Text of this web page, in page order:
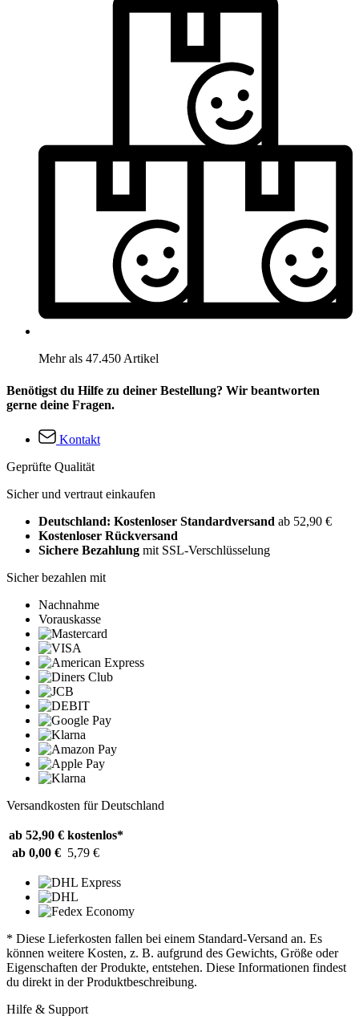
Mehr als 47.450 Artikel
Benötigst du Hilfe zu deiner Bestellung? Wir beantworten
gerne deine Fragen.
Kontakt
Geprüfte Qualität
Sicher und vertraut einkaufen
Deutschland: Kostenloser Standardversand ab 52,90 €
Kostenloser Rückversand
Sichere Bezahlung mit SSL-Verschlüsselung
Sicher bezahlen mit
Nachnahme
Vorauskasse
Versandkosten für Deutschland
ab 52,90 € kostenlos*
ab 0,00 € 5,79 €
* Diese Lieferkosten fallen bei einem Standard-Versand an. Es
können weitere Kosten, z. B. aufgrund des Gewichts, Größe oder
Eigenschaften der Produkte, entstehen. Diese Informationen findest
du direkt in der Produktbeschreibung.
Hilfe & Support